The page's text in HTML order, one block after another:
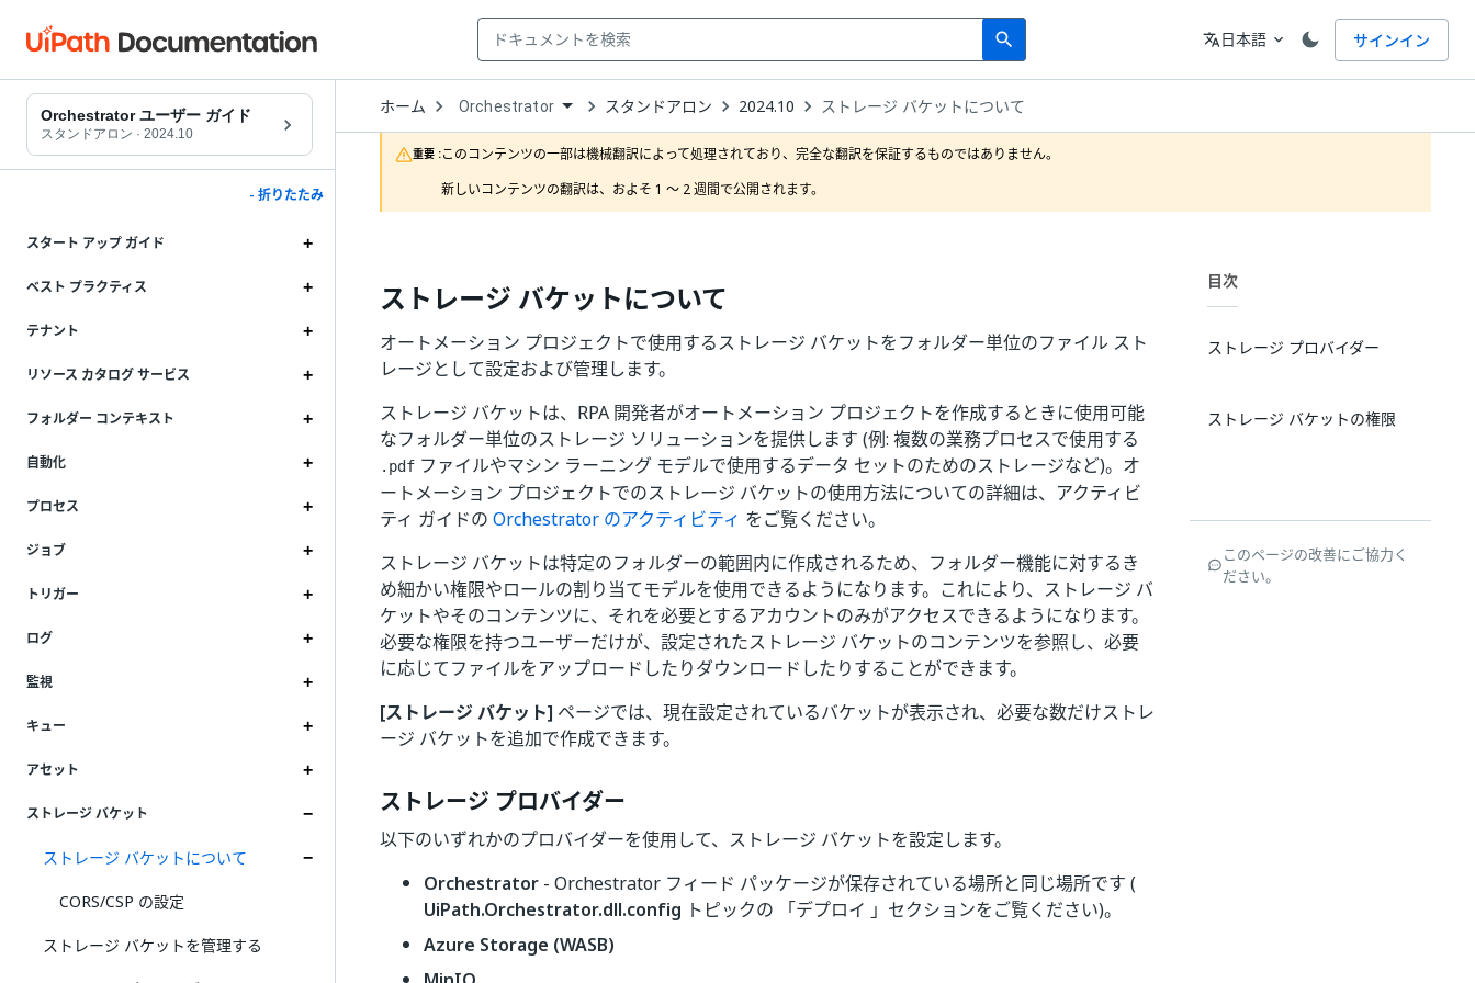
search
Search 言語
translate日本語 expand_more サインイン
Orchestrator ユーザー ガイド
スタンドアロン · 2024.10
- 折りたたみ
スタート アップ ガイド
ベスト プラクティス
テナント
リソース カタログ サービス
フォルダー コンテキスト
自動化
プロセス
ジョブ
トリガー
ログ
監視
キュー
アセット
ストレージ バケット
ストレージ バケットについて
CORS/CSP の設定
ストレージ バケットを管理する
ホーム Open
Dropdown
to
choose
product
Orchestrator スタンドアロン 2024.10 ストレージ バケットについて
重要 :このコンテンツの一部は機械翻訳によって処理されており、完全な翻訳を保証するものではありません。
新しいコンテンツの翻訳は、およそ 1 ～ 2 週間で公開されます。
ストレージ バケットについて
オートメーション プロジェクトで使用するストレージ バケットをフォルダー単位のファイル スト
レージとして設定および管理します。
ストレージ バケットは、RPA 開発者がオートメーション プロジェクトを作成するときに使用可能
なフォルダー単位のストレージ ソリューションを提供します (例: 複数の業務プロセスで使用する
.pdf ファイルやマシン ラーニング モデルで使用するデータ セットのためのストレージなど)。オ
ートメーション プロジェクトでのストレージ バケットの使用方法についての詳細は、アクティビ
ティ ガイドの Orchestrator のアクティビティ をご覧ください。
ストレージ バケットは特定のフォルダーの範囲内に作成されるため、フォルダー機能に対するき
め細かい権限やロールの割り当てモデルを使用できるようになります。これにより、ストレージ バ
ケットやそのコンテンツに、それを必要とするアカウントのみがアクセスできるようになります。
必要な権限を持つユーザーだけが、設定されたストレージ バケットのコンテンツを参照し、必要
に応じてファイルをアップロードしたりダウンロードしたりすることができます。
[ストレージ バケット] ページでは、現在設定されているバケットが表示され、必要な数だけストレ
ージ バケットを追加で作成できます。
ストレージ プロバイダー
以下のいずれかのプロバイダーを使用して、ストレージ バケットを設定します。
Orchestrator - Orchestrator フィード パッケージが保存されている場所と同じ場所です (
UiPath.Orchestrator.dll.config トピックの 「デプロイ 」セクションをご覧ください)。
Azure Storage (WASB)
目次
ストレージ プロバイダー
ストレージ バケットの権限
このページの改善にご協力く
ださい。